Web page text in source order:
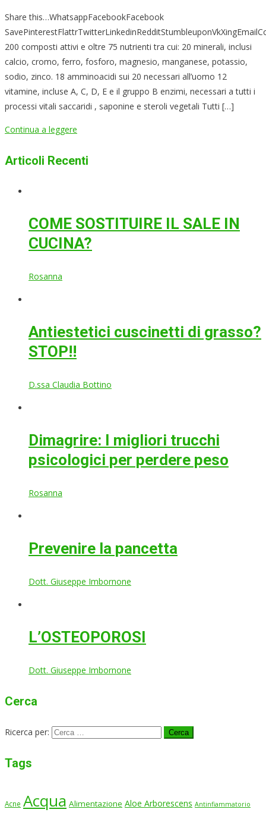
Share this…WhatsappFacebookFacebook
200 composti attivi e oltre 75 nutrienti tra cui: 20 minerali, inclusi
calcio, cromo, ferro, fosforo, magnesio, manganese, potassio,
sodio, zinco. 18 amminoacidi sui 20 necessari all’uomo 12
vitamine, incluse A, C, D, E e il gruppo B enzimi, necessari a tutti i
processi vitali saccaridi , saponine e steroli vegetali Tutti […]
Continua a leggere
Articoli Recenti
COME SOSTITUIRE IL SALE IN
CUCINA?
Rosanna
Antiestetici cuscinetti di grasso?
STOP!!
D.ssa Claudia Bottino
Dimagrire: I migliori trucchi
psicologici per perdere peso
Rosanna
Prevenire la pancetta
Dott. Giuseppe Imbornone
L’OSTEOPOROSI
Dott. Giuseppe Imbornone
Cerca
Ricerca per:
Tags
Acne Acqua Alimentazione Aloe Arborescens Antinfiammatorio